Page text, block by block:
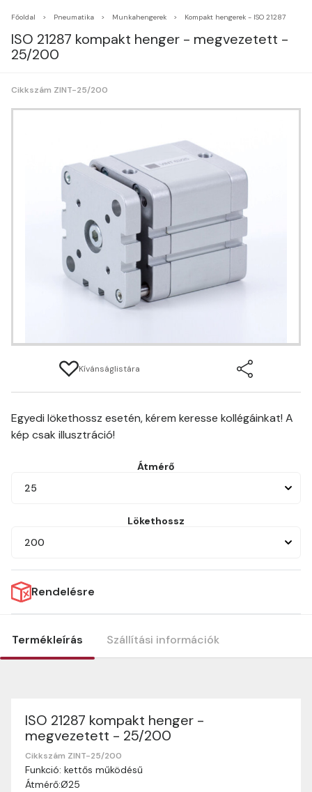
Főoldal Pneumatika Munkahengerek Kompakt hengerek - ISO 21287
ISO 21287 kompakt henger - megvezetett -
25/200
Cikkszám ZINT-25/200
Kívánságlistára
Egyedi lökethossz esetén, kérem keresse kollégáinkat! A
kép csak illusztráció!
Átmérő
25
Lökethossz
200
Rendelésre
Termékleírás Szállítási információk
ISO 21287 kompakt henger -
megvezetett - 25/200
Cikkszám ZINT-25/200
Funkció: kettős működésű
Átmérő:Ø25
Szállítási információk
Nagyon köszönjük, hogy webshopunkat választottátok
vásárlásaitokhoz. Az alábbiakban megtaláljátok szállítási
információinkat, hogy a vásárlásotok gördülékenyen és
zökkenőmentesen történhessen.